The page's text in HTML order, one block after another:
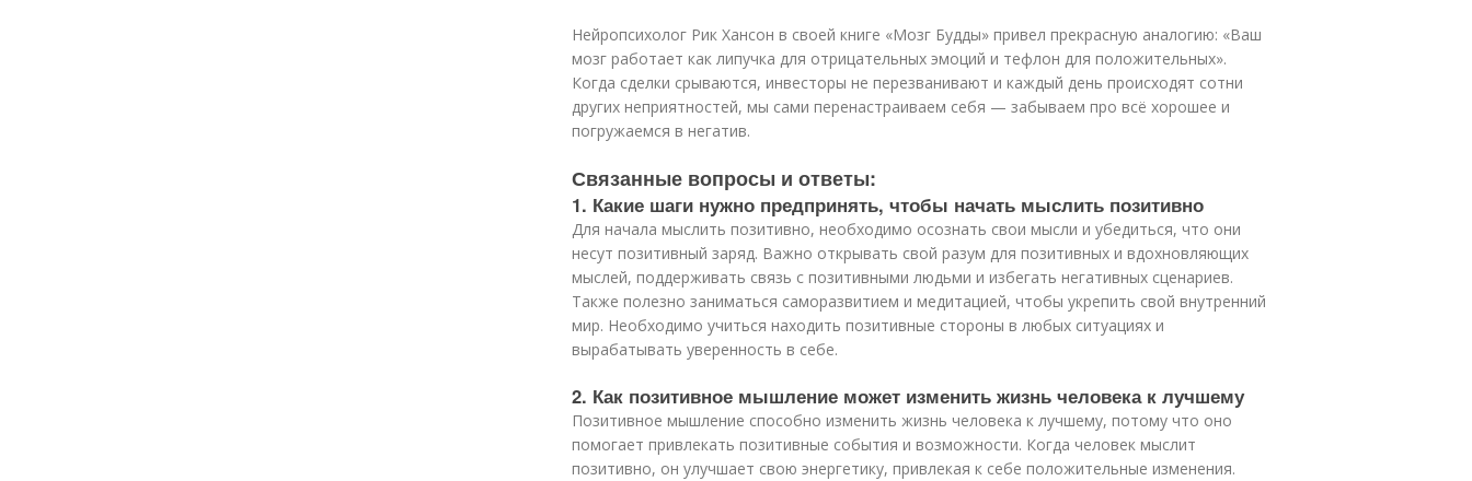
Нейропсихолог Рик Хансон в своей книге «Мозг Будды» привел прекрасную аналогию: «Ваш
мозг работает как липучка для отрицательных эмоций и тефлон для положительных».
Когда сделки срываются, инвесторы не перезванивают и каждый день происходят сотни
других неприятностей, мы сами перенастраиваем себя — забываем про всё хорошее и
погружаемся в негатив.
Связанные вопросы и ответы:
1. Какие шаги нужно предпринять, чтобы начать мыслить позитивно
Для начала мыслить позитивно, необходимо осознать свои мысли и убедиться, что они
несут позитивный заряд. Важно открывать свой разум для позитивных и вдохновляющих
мыслей, поддерживать связь с позитивными людьми и избегать негативных сценариев.
Также полезно заниматься саморазвитием и медитацией, чтобы укрепить свой внутренний
мир. Необходимо учиться находить позитивные стороны в любых ситуациях и
вырабатывать уверенность в себе.
2. Как позитивное мышление может изменить жизнь человека к лучшему
Позитивное мышление способно изменить жизнь человека к лучшему, потому что оно
помогает привлекать позитивные события и возможности. Когда человек мыслит
позитивно, он улучшает свою энергетику, привлекая к себе положительные изменения.